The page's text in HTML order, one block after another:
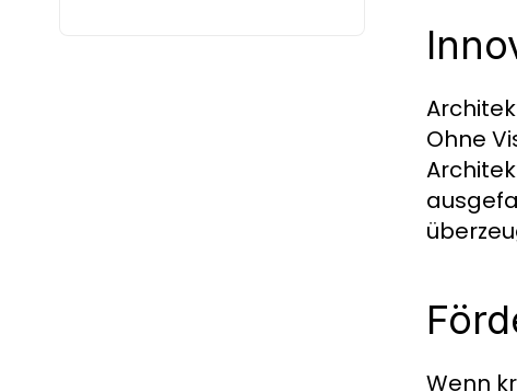
Ohne
Wenn